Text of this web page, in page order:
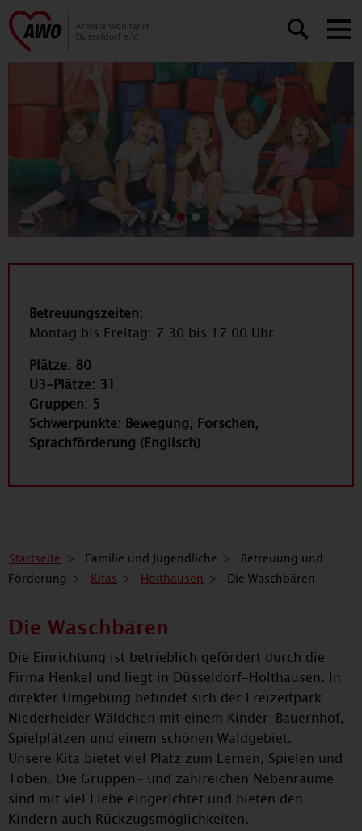
Slide number 1
Slide number 0
Slide number 2
Betreuungszeiten:
Montag bis Freitag: 7.30 bis 17.00 Uhr
Plätze: 80
U3-Plätze: 31
Gruppen: 5
Schwerpunkte: Bewegung, Forschen,
Sprachförderung (Englisch)
Startseite Familie und Jugendliche
Betreuung und
Förderung
Kitas Holthausen Die Waschbären
Die Waschbären
Die Einrichtung ist betrieblich gefördert durch die
Firma Henkel und liegt in Düsseldorf-Holthausen. In
direkter Umgebung befindet sich der Freizeitpark
Niederheider Wäldchen mit einem Kinder-Bauernhof,
Spielplätzen und einem schönen Waldgebiet.
Unsere Kita bietet viel Platz zum Lernen, Spielen und
Toben. Die Gruppen- und zahlreichen Nebenräume
sind mit viel Liebe eingerichtet und bieten den
Kindern auch Rückzugsmöglichkeiten.